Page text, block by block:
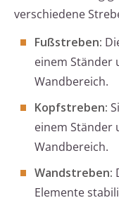
verschiedene
Fußstreben:
einem Ständer
Wandbereich.
Kopfstreben:
einem Ständer
Wandbereich.
Wandstreben:
Elemente